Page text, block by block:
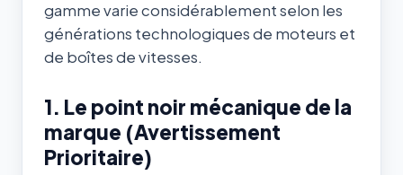
gamme varie considérablement selon les
générations technologiques de moteurs et
de boîtes de vitesses.
1. Le point noir mécanique de la
marque (Avertissement
Prioritaire)